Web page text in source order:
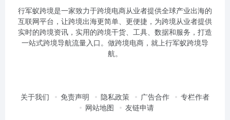
行军蚁跨境是一家致力于跨境电商从业者提供全球产业出海的
互联网平台，让跨境出海更简单、更便捷，为跨境从业者提供
实时的跨境资讯，实用的跨境干货、工具、数据和服务，打造
一站式跨境导航流量入口。做跨境电商，就上行军蚁跨境导
航。
关于我们 免责声明 隐私政策 广告合作
专栏作者
网站地图
友链申请